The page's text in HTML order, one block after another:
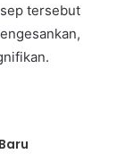
tersebut